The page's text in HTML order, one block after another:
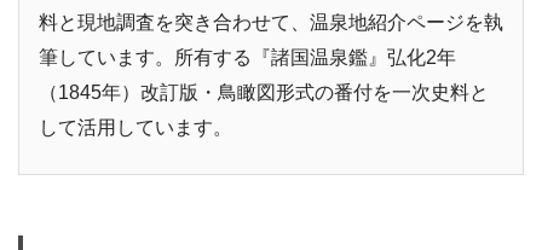
料と現地調査を突き合わせて、温泉地紹介ページを執
筆しています。所有する『諸国温泉鑑』弘化2年
（1845年）改訂版・鳥瞰図形式の番付を一次史料と
して活用しています。